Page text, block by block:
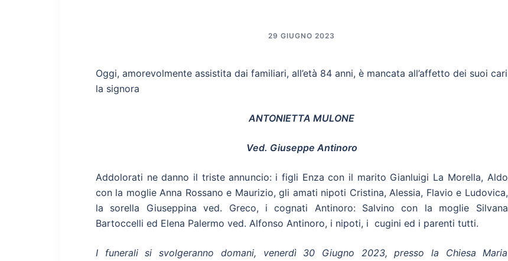
29 GIUGNO 2023
Oggi, amorevolmente assistita dai familiari, all’età 84 anni, è mancata all’affetto dei suoi cari
la signora
ANTONIETTA MULONE
Ved. Giuseppe Antinoro
Addolorati ne danno il triste annuncio: i figli Enza con il marito Gianluigi La Morella, Aldo
con la moglie Anna Rossano e Maurizio, gli amati nipoti Cristina, Alessia, Flavio e Ludovica,
la sorella Giuseppina ved. Greco, i cognati Antinoro: Salvino con la moglie Silvana
Bartoccelli ed Elena Palermo ved. Alfonso Antinoro, i nipoti, i cugini ed i parenti tutti.
I funerali si svolgeranno domani, venerdì 30 Giugno 2023, presso la Chiesa Maria